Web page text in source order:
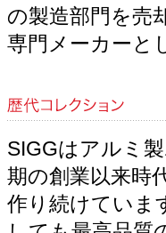
の製造部門を売
専門メーカーと
SIGGはアルミ
期の創業以来時
作り続けていま